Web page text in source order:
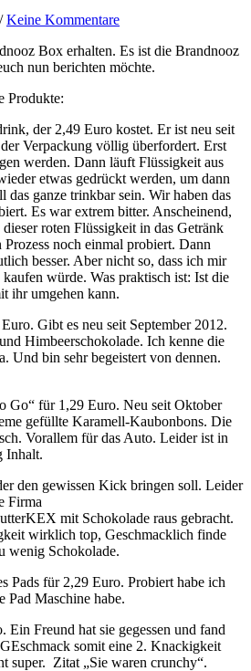
/Keine Kommentare
Box erhalten. Es ist die Brandnooz
nun berichten möchte.
Produkte:
der 2,49 Euro kostet. Er ist neu seit
Verpackung völlig überfordert. Erst
werden. Dann läuft Flüssigkeit aus
etwas gedrückt werden, um dann
das ganze trinkbar sein. Wir haben das
Es war extrem bitter. Anscheinend,
roten Flüssigkeit in das Getränk
noch einmal probiert. Dann
besser. Aber nicht so, dass ich mir
würde. Was praktisch ist: Ist die
ihr umgehen kann.
Gibt es neu seit September 2012.
Himbeerschokolade. Ich kenne die
Und bin sehr begeistert von dennen.
Go“ für 1,29 Euro. Neu seit Oktober
gefüllte Karamell-Kaubonbons. Die
Vorallem für das Auto. Leider ist in
Inhalt.
den gewissen Kick bringen soll. Leider
Firma
mit Schokolade raus gebracht.
wirklich top, Geschmacklich finde
wenig Schokolade.
Pads für 2,29 Euro. Probiert habe ich
Pad Maschine habe.
Freund hat sie gegessen und fand
somit eine 2. Knackigkeit
super. Zitat „Sie waren crunchy“.